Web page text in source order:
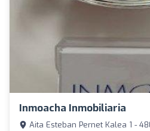
Inmoacha Inmobiliaria
Aita Esteban Pernet Kalea 1 -